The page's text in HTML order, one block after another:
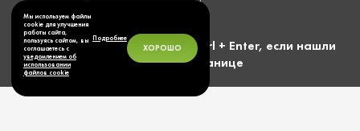
Мы используем файлы
cookie для улучшения
работы сайта,
пользуясь сайтом, вы
соглашаетесь с
уведомлением об
использовании
файлов cookie
Подробнее
ХОРОШО
Выделите фразу и нажмите Ctrl + Enter, если нашли
ошибку на странице